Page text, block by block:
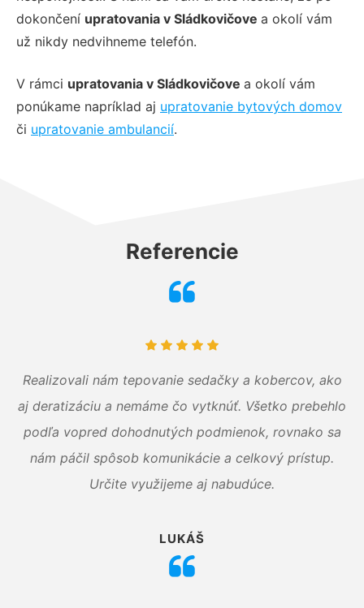
dokončení upratovania v Sládkovičove a okolí vám
už nikdy nedvihneme telefón.
V rámci upratovania v Sládkovičove a okolí vám
ponúkame napríklad aj upratovanie bytových domov
či upratovanie ambulancií.
Referencie
Realizovali nám tepovanie sedačky a kobercov, ako
aj deratizáciu a nemáme čo vytknúť. Všetko prebehlo
podľa vopred dohodnutých podmienok, rovnako sa
nám páčil spôsob komunikácie a celkový prístup.
Určite využijeme aj nabudúce.
LUKÁŠ